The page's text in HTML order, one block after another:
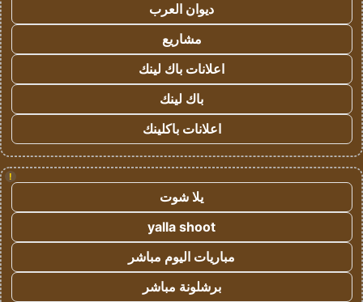
ديوان العرب
مشاريع
اعلانات باك لينك
باك لينك
اعلانات باكلينك
!
يلا شوت
yalla shoot
مباريات اليوم مباشر
برشلونة مباشر